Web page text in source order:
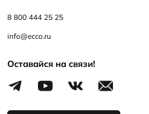
8 800 444 25 25
info@ecco.ru
Оставайся на связи!